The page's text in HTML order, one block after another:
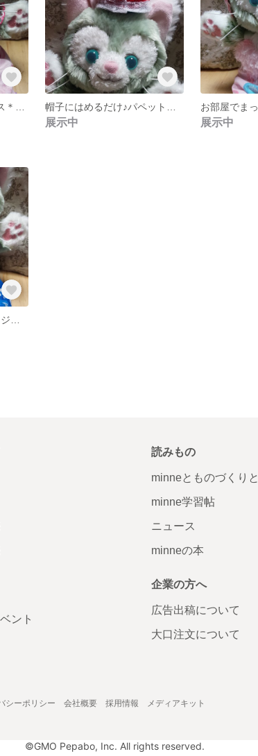
展示中 展示中
ント
読みもの
minneとものづくりと
minne学習帖
ニュース
minneの本
企業の方へ
広告出稿について
大口注文について
シーポリシー 会社概要 採用情報 メディアキット
©GMO Pepabo, Inc. All rights reserved.